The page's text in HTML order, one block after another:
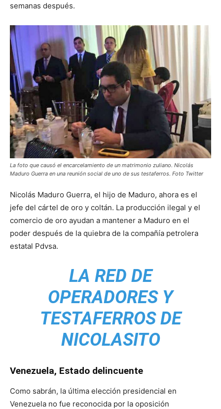
semanas después.
La foto que causó el encarcelamiento de un matrimonio zuliano. Nicolás
Maduro Guerra en una reunión social de uno de sus testaferros. Foto Twitter
Nicolás Maduro Guerra, el hijo de Maduro, ahora es el
jefe del cártel de oro y coltán. La producción ilegal y el
comercio de oro ayudan a mantener a Maduro en el
poder después de la quiebra de la compañía petrolera
estatal Pdvsa.
LA RED DE
OPERADORES Y
TESTAFERROS DE
NICOLASITO
Venezuela, Estado delincuente
Como sabrán, la última elección presidencial en
Venezuela no fue reconocida por la oposición